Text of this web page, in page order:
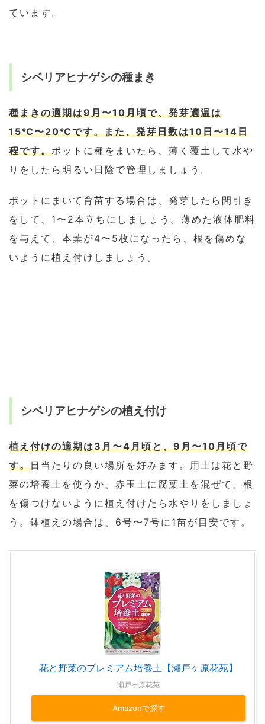
ています。
シベリアヒナゲシの種まき
種まきの適期は9月〜10月頃で、発芽適温は
15℃〜20℃です。また、発芽日数は10日〜14日
程です。ポットに種をまいたら、薄く覆土して水や
りをしたら明るい日陰で管理しましょう。
ポットにまいて育苗する場合は、発芽したら間引き
をして、1〜2本立ちにしましょう。薄めた液体肥料
を与えて、本葉が4〜5枚になったら、根を傷めな
いように植え付けしましょう。
シベリアヒナゲシの植え付け
植え付けの適期は3月〜4月頃と、9月〜10月頃で
す。日当たりの良い場所を好みます。用土は花と野
菜の培養土を使うか、赤玉土に腐葉土を混ぜて、根
を傷つけないように植え付けたら水やりをしましょ
う。鉢植えの場合は、6号〜7号に1苗が目安です。
花と野菜のプレミアム培養土【瀬戸ヶ原花苑】
瀬戸ヶ原花苑
Amazonで探す